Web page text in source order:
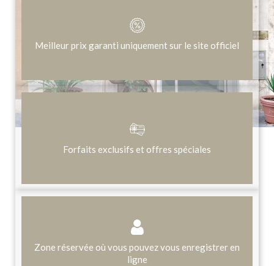
Meilleur prix garanti uniquement sur le site officiel
Forfaits exclusifs et offres spéciales
Zone réservée où vous pouvez vous enregistrer en
ligne